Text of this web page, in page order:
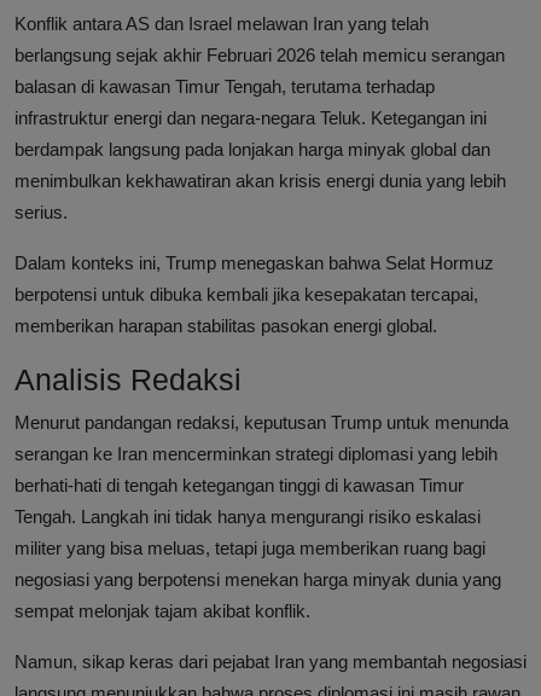
Konflik antara AS dan Israel melawan Iran yang telah
berlangsung sejak akhir Februari 2026 telah memicu serangan
balasan di kawasan Timur Tengah, terutama terhadap
infrastruktur energi dan negara-negara Teluk. Ketegangan ini
berdampak langsung pada lonjakan harga minyak global dan
menimbulkan kekhawatiran akan krisis energi dunia yang lebih
serius.
Dalam konteks ini, Trump menegaskan bahwa Selat Hormuz
berpotensi untuk dibuka kembali jika kesepakatan tercapai,
memberikan harapan stabilitas pasokan energi global.
Analisis Redaksi
Menurut pandangan redaksi, keputusan Trump untuk menunda
serangan ke Iran mencerminkan strategi diplomasi yang lebih
berhati-hati di tengah ketegangan tinggi di kawasan Timur
Tengah. Langkah ini tidak hanya mengurangi risiko eskalasi
militer yang bisa meluas, tetapi juga memberikan ruang bagi
negosiasi yang berpotensi menekan harga minyak dunia yang
sempat melonjak tajam akibat konflik.
Namun, sikap keras dari pejabat Iran yang membantah negosiasi